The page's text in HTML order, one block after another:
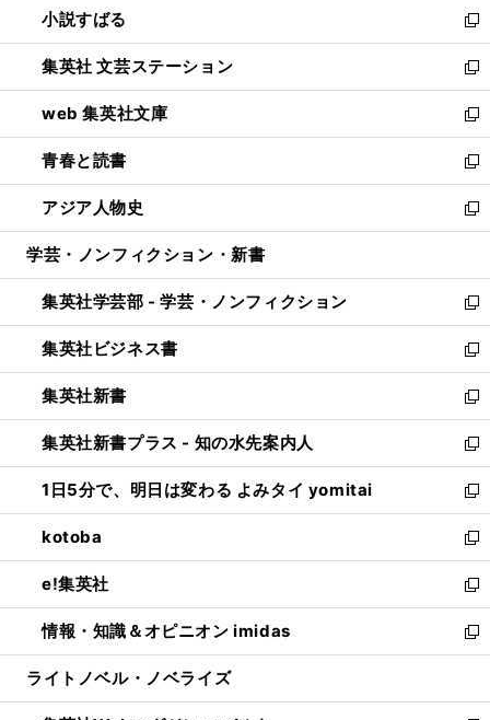
く
で
開
く
い
ウ
ィ
ン
ド
ウ
で
開
く
小説すばる
新
し
い
ウ
ィ
ン
ド
ウ
で
開
集英社 文芸ステーション
新
し
い
ウ
ィ
ン
ド
ウ
開
く
web 集英社文庫
新
し
い
ウ
ィ
ン
ウ
で
開
く
青春と読書
新
し
い
ウ
ン
ド
ウ
で
開
く
アジア人物史
新
し
ウ
ィ
ン
ド
ウ
で
開
く
学芸・ノンフィクション・新書
集英社学芸部 - 学芸・ノンフィクション
新
し
い
ウ
ィ
ン
ド
ウ
で
開
く
集英社ビジネス書
新
し
い
ウ
ィ
ン
ド
ウ
で
開
く
集英社新書
新
し
い
ウ
ィ
ン
ド
ウ
で
開
く
集英社新書プラス - 知の水先案内人
新
し
い
ウ
ィ
ン
ド
ウ
で
開
1日5分で、明日は変わる よみタイ yomitai
新
し
い
ウ
ィ
ン
ド
ウ
開
kotoba
新
し
い
ウ
ィ
ン
ウ
e!集英社
新
し
い
ウ
ン
情報・知識＆オピニオン imidas
新
し
ウ
ライトノベル・ノベライズ